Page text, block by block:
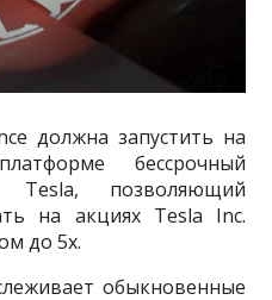
должна запустить на
бессрочный
позволяющий
на акциях Tesla Inc.
до 5x.
обыкновенные